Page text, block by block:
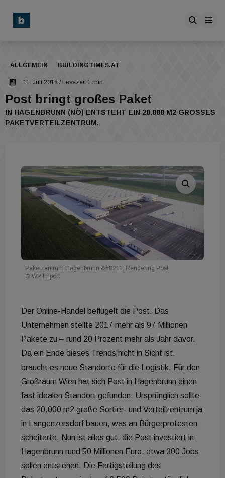
ALLGEMEIN BUILDINGTIMES.AT
11. Juli 2018 / Lesezeit 1 min
Post bringt großes Paket
IN HAGENBRUNN (NÖ) ENTSTEHT EIN 20.000 M2 GROSSES P
AKETVERTEILZENTRUM.
Paketzentrum Hagenbrunn &#8211; Rendering Post
© WP Import
Der Online-Handel beflügelt die Post. Das
Unternehmen stellte 2017 mehr als 97 Millionen
Pakete zu – rund 20 Prozent mehr als Jahr davor.
Da ein Ende dieses Trends nicht in Sicht ist,
braucht es neue Standorte für die Logistik. Für den
Großraum Wien hat sich Post in Hagenbrunn einen
fast idealen Standort gefunden. Ursprünglich sollte
das 20.000 m2 große Sortier- und Verteilzentrum ja
in Langenzersdorf bauen, was an Bürgerprotesten
scheiterte. Nun ist alles gut, die Post investiert in
Hagenbrunn rund 50 Millionen Euro, etwa 300 Jobs
sollen entstehen. Die Fertigstellung des